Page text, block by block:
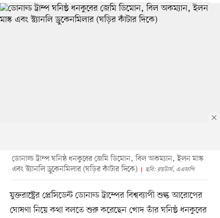
ডোনাল্ড ট্রাম্প ঘনিষ্ঠ ধনকুবের জেমি ডিমোন, বিল অকম্যান, ইলন মাস্ক
এবং স্ট্যানলি ড্রুকেনমিলার (ঘড়ির কাঁটার দিকে)
ছবি: রয়টার্স, এএফপি
যুক্তরাষ্ট্রের প্রেসিডেন্ট ডোনাল্ড ট্রাম্পের বিশ্বব্যাপী শুল্ক আরোপের
ঘোষণা নিয়ে কথা বলতে শুরু করেছেন খোদ তাঁর ঘনিষ্ঠ ধনকুবের